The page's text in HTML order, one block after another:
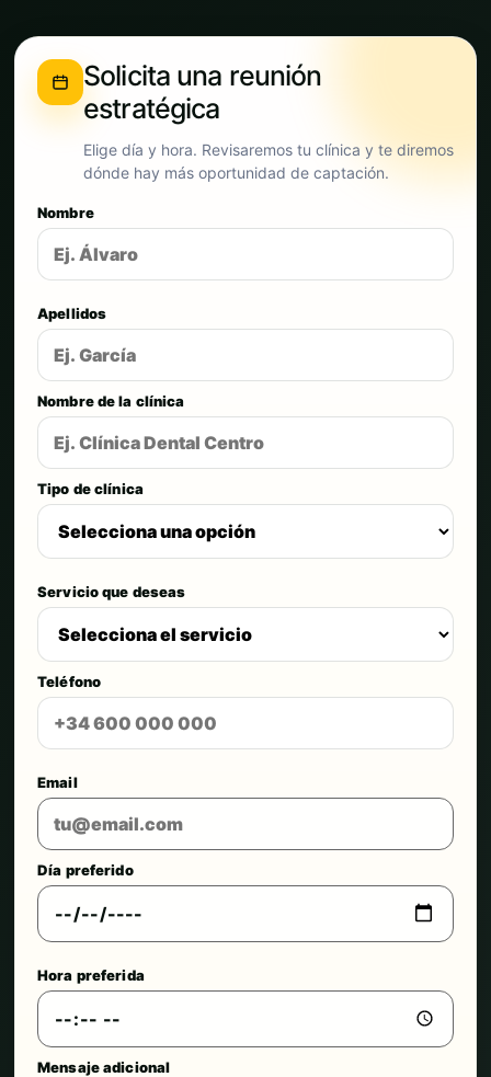
Solicita una reunión
estratégica
Elige día y hora. Revisaremos tu clínica y te diremos
dónde hay más oportunidad de captación.
Nombre
Apellidos
Nombre de la clínica
Tipo de clínica
Servicio que deseas
Teléfono
Email
Día preferido
Hora preferida
Mensaje adicional